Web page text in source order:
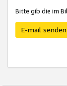
Bitte gib die im
E-mail senden